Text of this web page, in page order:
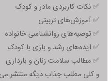
✅ نکات کاربردی مادر و کودک
✅ آموزش‌های تربیتی
✅ توصیه‌های روانشناسی خانواده
✅ ایده‌های رشد و بازی با کودک
✅ مطالب سلامت زنان و بارداری
و کلی مطلب جذاب دیگه منتشر